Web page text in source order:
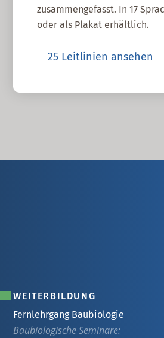
zusammengefasst. In 17
oder als Plakat erhältlich.
25 Leitlinien ansehen
WEITERBILDUNG
Fernlehrgang Baubiologie
Baubiologische Seminare: